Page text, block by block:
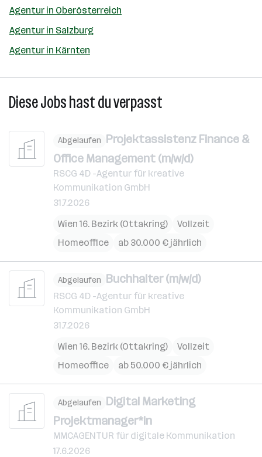
Agentur in Oberösterreich
Agentur in Salzburg
Agentur in Kärnten
Diese Jobs hast du verpasst
Abgelaufen Projektassistenz Finance &
Office Management (m/w/d)
RSCG 4D -Agentur für kreative
Kommunikation GmbH
31.7.2026
Wien 16. Bezirk (Ottakring)
Vollzeit
Homeoffice
ab 30.000 € jährlich
Abgelaufen Buchhalter (m/w/d)
RSCG 4D -Agentur für kreative
Kommunikation GmbH
31.7.2026
Wien 16. Bezirk (Ottakring)
Vollzeit
Homeoffice
ab 50.000 € jährlich
Abgelaufen Digital Marketing
Projektmanager*in
MMCAGENTUR für digitale Kommunikation
17.6.2026